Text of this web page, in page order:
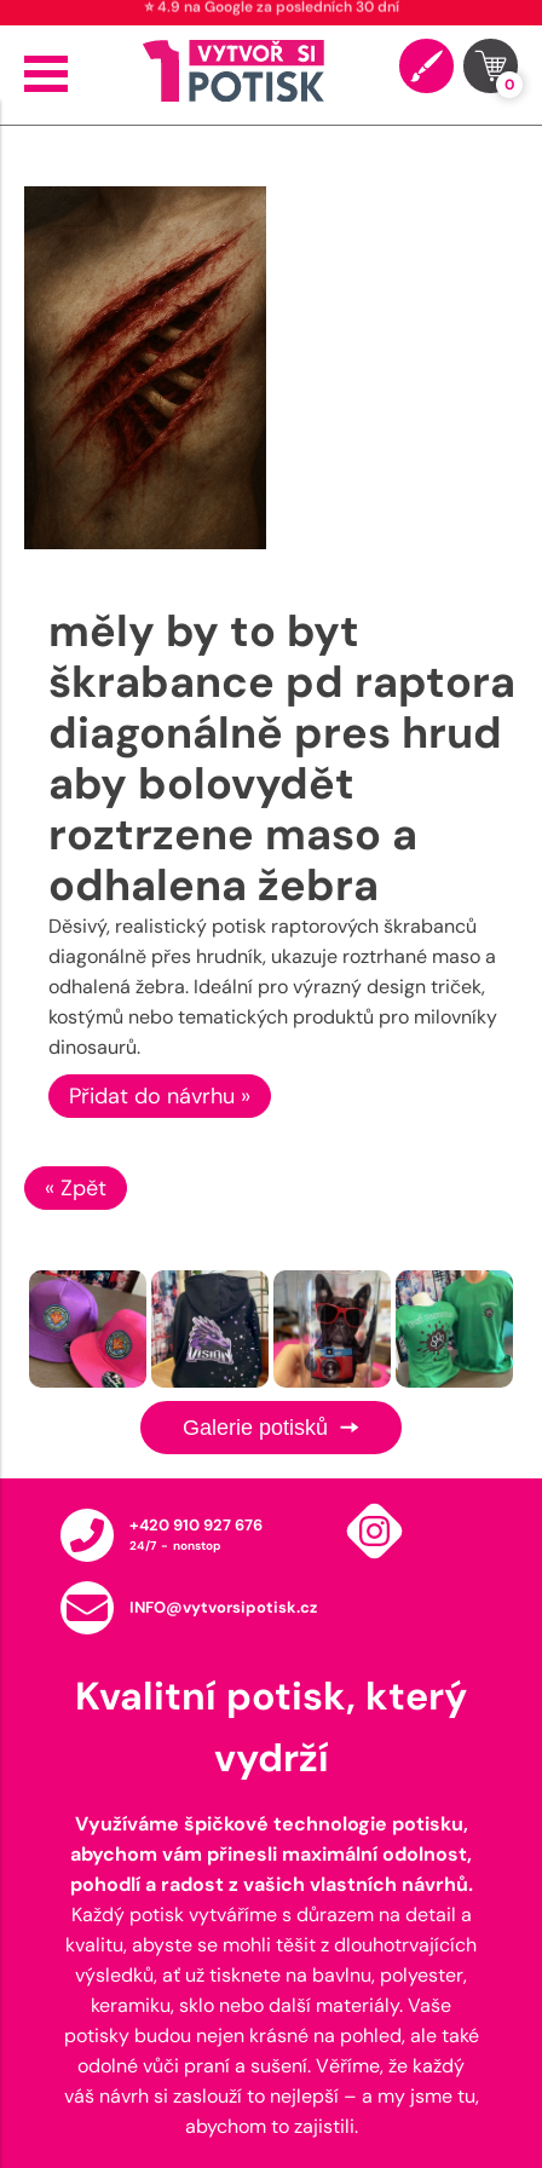
⭐ 4.9 na Google za posledních 30 dní
0
měly by to byt
škrabance pd raptora
diagonálně pres hrud
aby bolovydět
roztrzene maso a
odhalena žebra
Děsivý, realistický potisk raptorových škrabanců
diagonálně přes hrudník, ukazuje roztrhané maso a
odhalená žebra. Ideální pro výrazný design triček,
kostýmů nebo tematických produktů pro milovníky
dinosaurů.
Přidat do návrhu »
« Zpět
Galerie potisků
+420 910 927 676
24/7 - nonstop
INFO@vytvorsipotisk.cz
Kvalitní potisk, který
vydrží
Využíváme špičkové technologie potisku,
abychom vám přinesli maximální odolnost,
pohodlí a radost z vašich vlastních návrhů.
Každý potisk vytváříme s důrazem na detail a
kvalitu, abyste se mohli těšit z dlouhotrvajících
výsledků, ať už tisknete na bavlnu, polyester,
keramiku, sklo nebo další materiály. Vaše
potisky budou nejen krásné na pohled, ale také
odolné vůči praní a sušení. Věříme, že každý
váš návrh si zaslouží to nejlepší – a my jsme tu,
abychom to zajistili.